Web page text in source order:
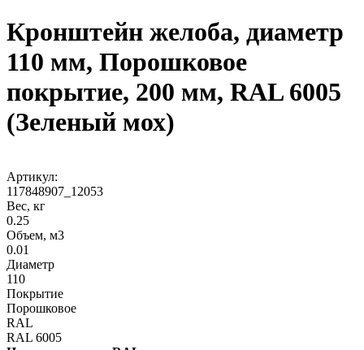
Кронштейн желоба, диаметр
110 мм, Порошковое
покрытие, 200 мм, RAL 6005
(Зеленый мох)
Артикул:
117848907_12053
Вес, кг
0.25
Объем, м3
0.01
Диаметр
110
Покрытие
Порошковое
RAL
RAL 6005